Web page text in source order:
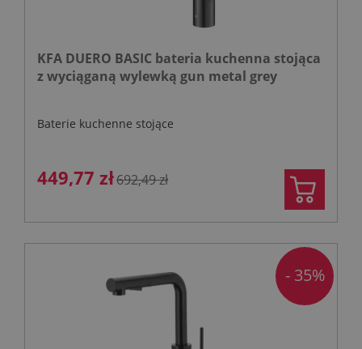
KFA DUERO BASIC bateria kuchenna stojąca
z wyciąganą wylewką gun metal grey
Baterie kuchenne stojące
449,77 zł692,49 zł
- 35%